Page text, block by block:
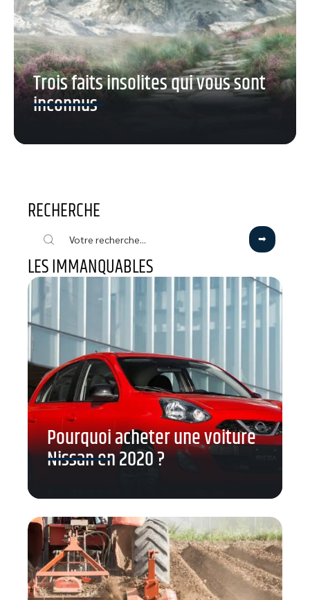
Trois faits insolites qui vous sont
inconnus
RECHERCHE
LES IMMANQUABLES
Pourquoi acheter une voiture
Nissan en 2020 ?